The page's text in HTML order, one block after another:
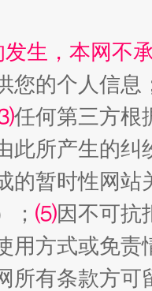
生
发生，本网不
您的个人信息
任何第三方根
此所产生的纠
的暂时性网
； ⑸因不可抗
用方式或免责
所有条款方